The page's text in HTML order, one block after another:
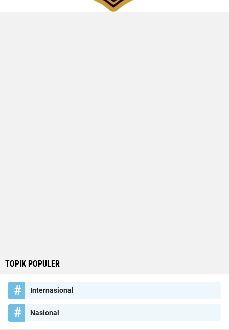
TOPIK POPULER
Internasional
Nasional